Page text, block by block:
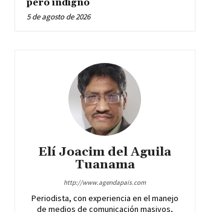
pero indigno
5 de agosto de 2026
Elí Joacim del Aguila
Tuanama
http://www.agendapais.com
Periodista, con experiencia en el manejo
de medios de comunicación masivos,